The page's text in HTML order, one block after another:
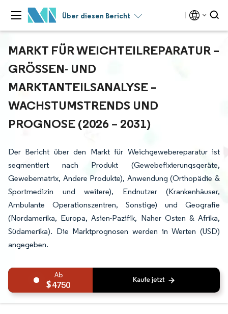
Über diesen Bericht
MARKT FÜR WEICHTEILREPARATUR –
GRÖSSEN- UND M
ARKTANTEILSANALYSE – W
ACHSTUMSTRENDS UND P
ROGNOSE (2026 – 2031)
Der Bericht über den Markt für Weichgewebereparatur ist
segmentiert nach Produkt (Gewebefixierungsgeräte,
Gewebematrix, Andere Produkte), Anwendung (Orthopädie &
Sportmedizin und weitere), Endnutzer (Krankenhäuser,
Ambulante Operationszentren, Sonstige) und Geografie
(Nordamerika, Europa, Asien-Pazifik, Naher Osten & Afrika,
Südamerika). Die Marktprognosen werden in Werten (USD)
angegeben.
4750